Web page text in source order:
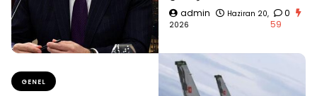
admin
Haziran 20,
2026
0
59
GENEL